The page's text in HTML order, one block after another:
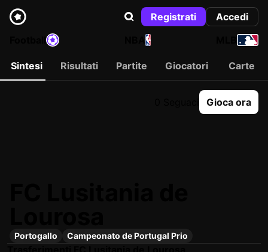
Registrati
Accedi
NBA
Sintesi Risultati Partite Giocatori Carte
Gioca ora
Portogallo Campeonato de Portugal Prio